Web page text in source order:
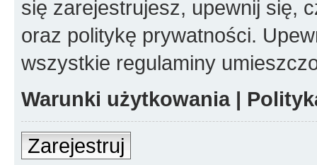
się zarejestrujesz, upewnij się,
oraz politykę prywatności.
wszystkie regulaminy
Warunki użytkowania|
Zarejestruj